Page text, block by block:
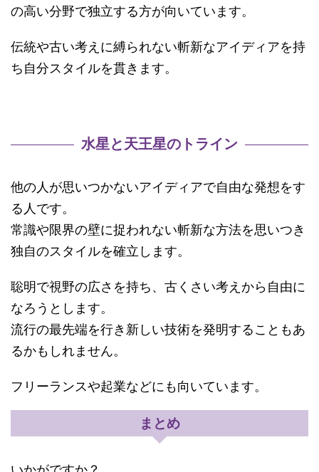
の高い分野で独立する方が向いています。
伝統や古い考えに縛られない斬新なアイディアを持
ち自分スタイルを貫きます。
水星と天王星のトライン
他の人が思いつかないアイディアで自由な発想をす
る人です。
常識や限界の壁に捉われない斬新な方法を思いつき
独自のスタイルを確立します。
聡明で視野の広さを持ち、古くさい考えから自由に
なろうとします。
流行の最先端を行き新しい技術を発明することもあ
るかもしれません。
フリーランスや起業などにも向いています。
まとめ